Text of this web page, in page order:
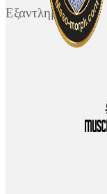
Εξαντλημένο